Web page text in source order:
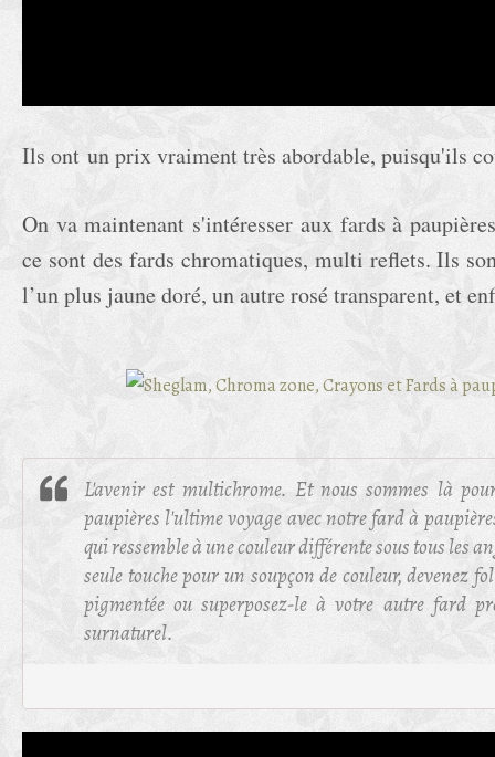
Ils ont un prix vraiment très abordable, puisqu'ils
On va maintenant s'intéresser aux fards à
ce sont des fards chromatiques, multi reflets. Ils
l’un plus jaune doré, un autre rosé transparent, et
L'avenir est multichrome. Et nous sommes là
paupières l'ultime voyage avec notre fard à
qui ressemble à une couleur différente sous tous les
seule touche pour un soupçon de couleur, devenez
pigmentée ou superposez-le à votre autre fard
surnaturel.